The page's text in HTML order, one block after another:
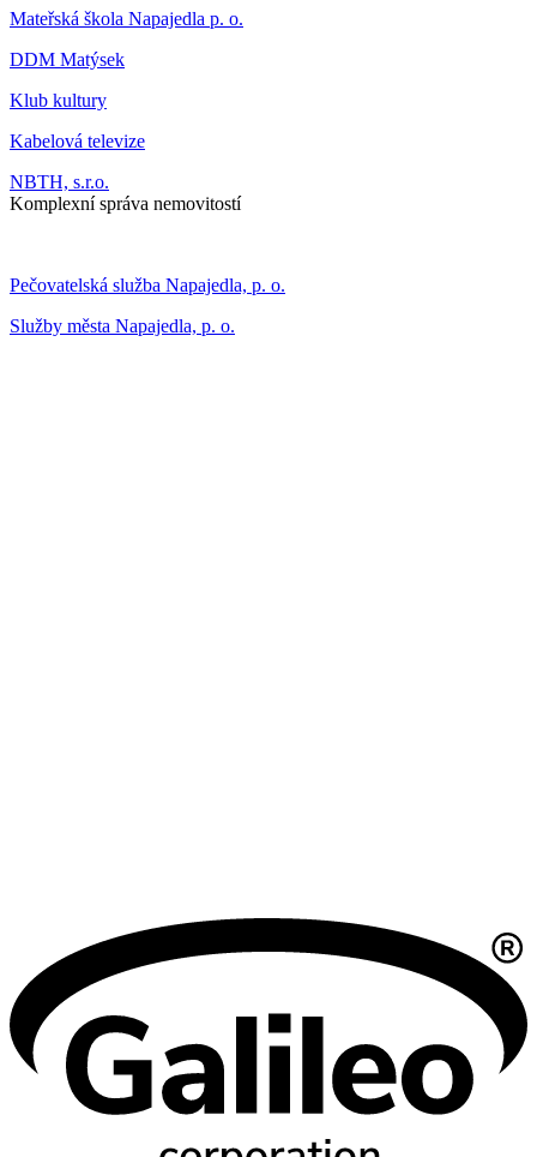
Mateřská škola Napajedla p. o.
DDM Matýsek
Klub kultury
Kabelová televize
NBTH, s.r.o.
Komplexní správa nemovitostí
Pečovatelská služba Napajedla, p. o.
Služby města Napajedla, p. o.